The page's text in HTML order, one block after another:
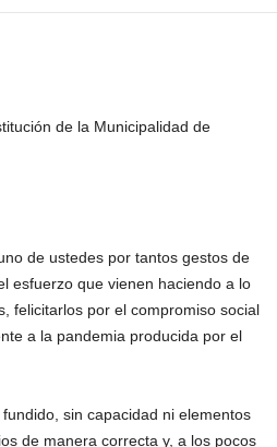
de la Municipalidad de
de ustedes por tantos gestos de
esfuerzo que vienen haciendo a lo
felicitarlos por el compromiso social
a la pandemia producida por el
sin capacidad ni elementos
de manera correcta y, a los pocos